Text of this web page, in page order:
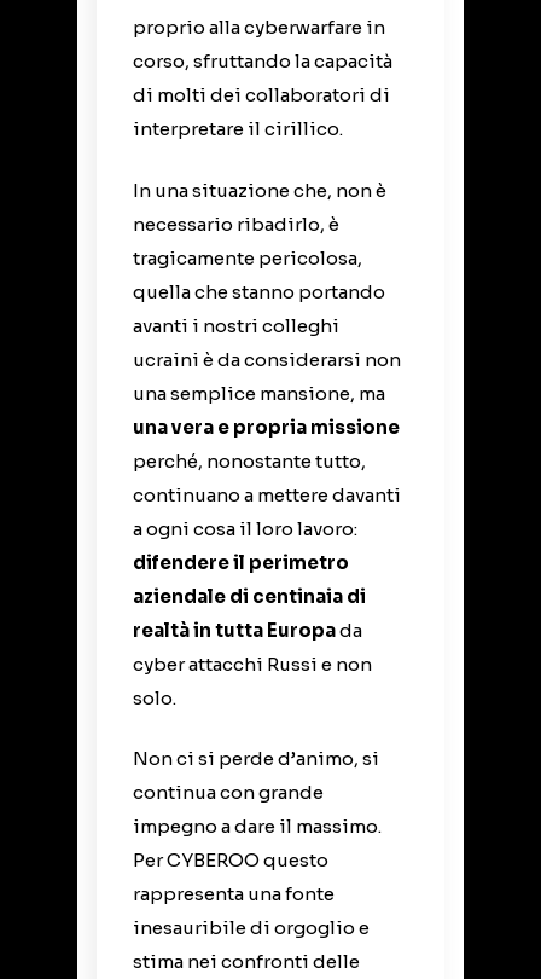
proprio alla cyberwarfare in
corso, sfruttando la capacità
di molti dei collaboratori di
interpretare il cirillico.
In una situazione che, non è
necessario ribadirlo, è
tragicamente pericolosa,
quella che stanno portando
avanti i nostri colleghi
ucraini è da considerarsi non
una semplice mansione, ma
una vera e propria missione
perché, nonostante tutto,
continuano a mettere davanti
a ogni cosa il loro lavoro:
difendere il perimetro
aziendale di centinaia di
realtà in tutta Europada
cyber attacchi Russi e non
solo.
Non ci si perde d’animo, si
continua con grande
impegno a dare il massimo.
Per CYBEROO questo
rappresenta una fonte
inesauribile di orgoglio e
stima nei confronti delle